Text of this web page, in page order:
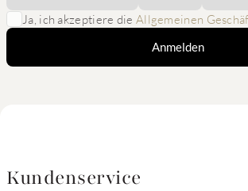
Ja, ich akzeptiere die Allgemeinen
Anmelden
Kundenservice